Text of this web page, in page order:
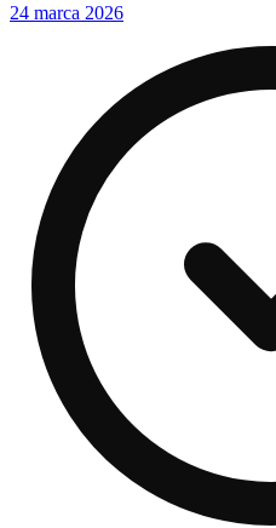
24 marca 2026